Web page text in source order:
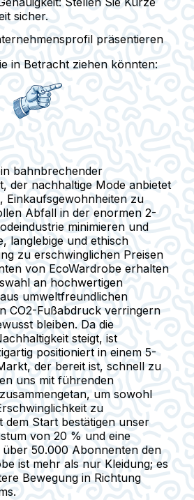
sicher.
präsentieren
in Betracht ziehen könnten:
bahnbrechender
der nachhaltige Mode anbietet
Einkaufsgewohnheiten zu
Abfall in der enormen 2-
minimieren und
langlebige und ethisch
zu erschwinglichen Preisen
von EcoWardrobe erhalten
an hochwertigen
umweltfreundlichen
CO2-Fußabdruck verringern
bleiben. Da die
steigt, ist
positioniert in einem 5-
der bereit ist, schnell zu
uns mit führenden
um sowohl
zu
dem Start bestätigen unser
von 20 % und eine
50.000 Abonnenten den
ist mehr als nur Kleidung; es
Bewegung in Richtung